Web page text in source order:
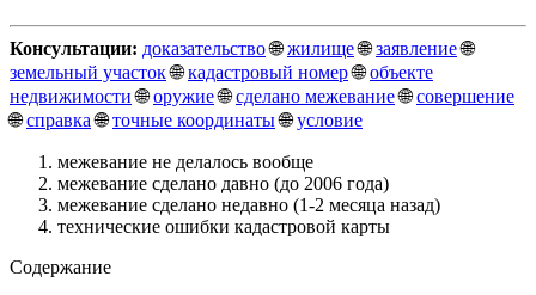
Консультации: доказательство🌐жилище🌐заявление🌐
земельный участок🌐кадастровый номер🌐объекте
недвижимости🌐оружие🌐сделано межевание🌐совершение
🌐справка🌐точные координаты🌐условие
межевание не делалось вообще
межевание сделано давно (до 2006 года)
межевание сделано недавно (1-2 месяца назад)
технические ошибки кадастровой карты
Содержание